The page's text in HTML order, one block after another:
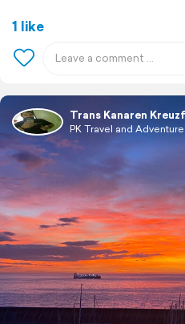
1 like
Trans Kanaren
PK Travel and Adventure